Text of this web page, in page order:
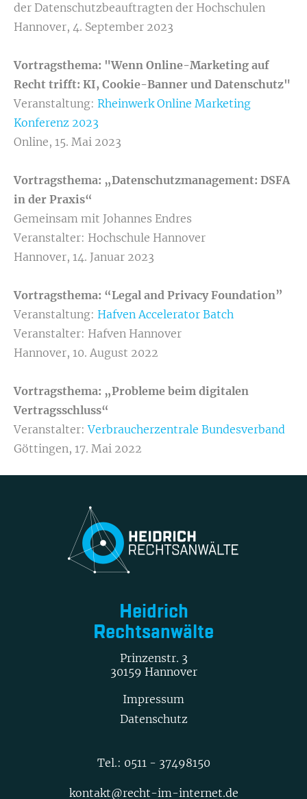
der Datenschutzbeauftragten der Hochschulen
Hannover, 4. September 2023
Vortragsthema: "Wenn Online-Marketing auf
Recht trifft: KI, Cookie-Banner und Datenschutz"
Veranstaltung: Rheinwerk Online Marketing
Konferenz 2023
Online, 15. Mai 2023
Vortragsthema: „Datenschutzmanagement: DSFA
in der Praxis“
Gemeinsam mit Johannes Endres
Veranstalter: Hochschule Hannover
Hannover, 14. Januar 2023
Vortragsthema: “Legal and Privacy Foundation”
Veranstaltung: Hafven Accelerator Batch
Veranstalter: Hafven Hannover
Hannover, 10. August 2022
Vortragsthema: „Probleme beim digitalen
Vertragsschluss“
Veranstalter:Verbraucherzentrale Bundesverband
Göttingen, 17. Mai 2022
Heidrich
Rechtsanwälte
Prinzenstr. 3
30159 Hannover
Impressum
Datenschutz
Tel.: 0511 - 37498150
kontakt@recht-im-internet.de